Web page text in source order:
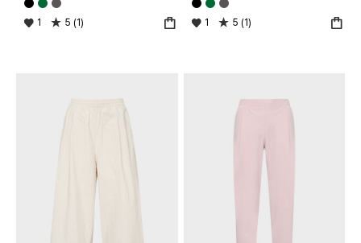
1 5 (1) 1 5 (1)